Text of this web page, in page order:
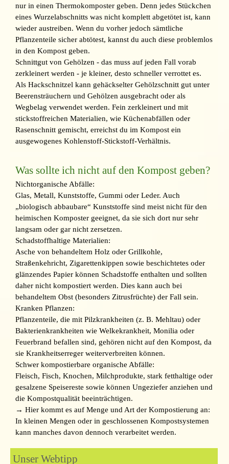
nur in einen Thermokomposter geben. Denn jedes Stückchen
eines Wurzelabschnitts was nicht komplett abgetötet ist, kann
wieder austreiben. Wenn du vorher jedoch sämtliche
Pflanzenteile sicher abtötest, kannst du auch diese problemlos
in den Kompost geben.
Schnittgut von Gehölzen - das muss auf jeden Fall vorab
zerkleinert werden - je kleiner, desto schneller verrottet es.
Als Hackschnitzel kann gehäckselter Gehölzschnitt gut unter
Beerensträuchern und Gehölzen ausgebracht oder als
Wegbelag verwendet werden. Fein zerkleinert und mit
stickstoffreichen Materialien, wie Küchenabfällen oder
Rasenschnitt gemischt, erreichst du im Kompost ein
ausgewogenes Kohlenstoff-Stickstoff-Verhältnis.
Was sollte ich nicht auf den Kompost geben?
Nichtorganische Abfälle:
Glas, Metall, Kunststoffe, Gummi oder Leder. Auch
„biologisch abbaubare“ Kunststoffe sind meist nicht für den
heimischen Komposter geeignet, da sie sich dort nur sehr
langsam oder gar nicht zersetzen.
Schadstoffhaltige Materialien:
Asche von behandeltem Holz oder Grillkohle,
Straßenkehricht, Zigarettenkippen sowie beschichtetes oder
glänzendes Papier können Schadstoffe enthalten und sollten
daher nicht kompostiert werden. Dies kann auch bei
behandeltem Obst (besonders Zitrusfrüchte) der Fall sein.
Kranken Pflanzen:
Pflanzenteile, die mit Pilzkrankheiten (z. B. Mehltau) oder
Bakterienkrankheiten wie Welkekrankheit, Monilia oder
Feuerbrand befallen sind, gehören nicht auf den Kompost, da
sie Krankheitserreger weiterverbreiten können.
Schwer kompostierbare organische Abfälle:
Fleisch, Fisch, Knochen, Milchprodukte, stark fetthaltige oder
gesalzene Speisereste sowie können Ungeziefer anziehen und
die Kompostqualität beeinträchtigen.
→ Hier kommt es auf Menge und Art der Kompostierung an:
In kleinen Mengen oder in geschlossenen Kompostsystemen
kann manches davon dennoch verarbeitet werden.
Unser Webtipp